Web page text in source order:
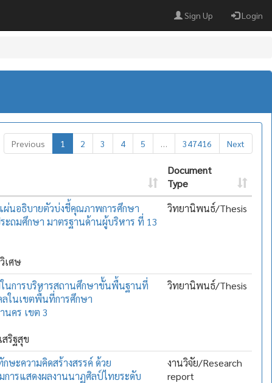
Sign Up Login
Previous 1 2 3 4 5 … 347416 Next
Document
Type
นอธิบายตัวบ่งชี้คุณภาพการศึกษา
ะถมศึกษา มาตรฐานด้านผู้บริหาร ที่ 13
เศษ
วิทยานิพนธ์/Thesis
นการบริหารสถานศึกษาขั้นพื้นฐานที่
ในเขตพื้นที่การศึกษา
นคร เขต 3
ริฐสุข
วิทยานิพนธ์/Thesis
ษะความคิดสร้างสรรค์ ด้วย
ารแสดงผลงานนาฏศิลป์ไทยระดับ
งานวิจัย/Research
report